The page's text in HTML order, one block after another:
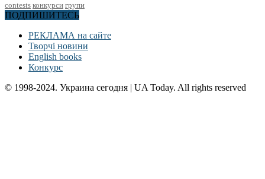
contests конкурси групи
ПОДПИШИТЕСЬ
РЕКЛАМА на сайте
Творчі новини
English books
Конкурс
© 1998-2024. Украина сегодня | UA Today. All rights reserved